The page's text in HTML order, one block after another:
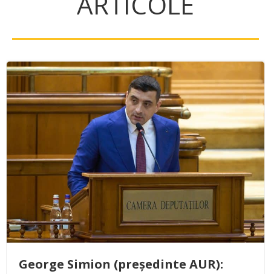
George Simion (președinte AUR):